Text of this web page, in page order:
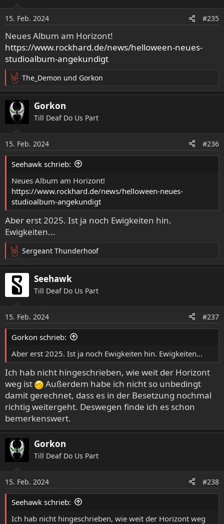
15. Feb. 2024 #235
Neues Album am Horizont!
https://www.rockhard.de/news/helloween-neues-
studioalbum-angekundigt
R
e
a
k
n
e
n
The_Demon und Gorkon
Gorkon
Till Deaf Do Us Part
15. Feb. 2024 #236
Seehawk schrieb:
Neues Album am Horizont!
https://www.rockhard.de/news/helloween-neues-
studioalbum-angekundigt
Aber erst 2025. Ist ja noch Ewigkeiten hin.
Ewigkeiten...
R
e
a
k
n
e
n
Sergeant Thunderhoof
Seehawk
Till Deaf Do Us Part
15. Feb. 2024 #237
Gorkon schrieb:
Aber erst 2025. Ist ja noch Ewigkeiten hin. Ewigkeiten...
Ich hab nicht hingeschrieben, wie weit der Horizont
weg ist
Außerdem habe ich nicht so unbedingt
damit gerechnet, dass es in der Besetzung nochmal
richtig weitergeht. Deswegen finde ich es schon
bemerkenswert.
Gorkon
Till Deaf Do Us Part
15. Feb. 2024 #238
Seehawk schrieb:
Ich hab nicht hingeschrieben, wie weit der Horizont weg